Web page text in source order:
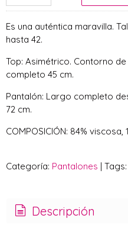
Es una auténtica maravilla.
hasta 42.
Top: Asimétrico. Contorno
completo 45 cm.
Pantalón: Largo completo
72 cm.
COMPOSICIÓN: 84% viscosa,
Categoría: Pantalones | Tags:
Descripción